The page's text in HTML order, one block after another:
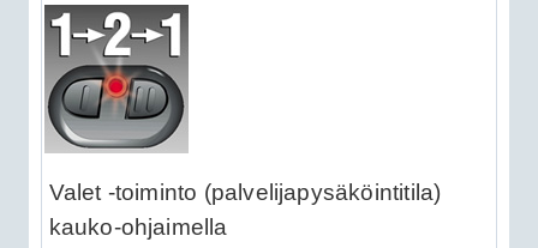
Valet -toiminto (palvelijapysäköintitila)
kauko-ohjaimella